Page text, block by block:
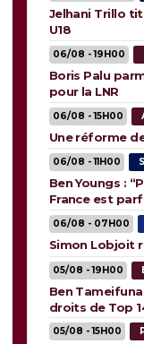
Jelhani Trillo
U18
06/08 - 19H00
Boris Palu
pour la LNR
06/08 - 15H00
Une réforme
06/08 - 11H00
Ben Youngs :
France est
06/08 - 07H00
Simon Lobjoit
05/08 - 19H00
Ben
droits de Top
05/08 - 15H00